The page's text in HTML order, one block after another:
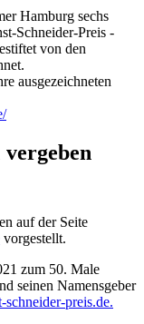
Hamburg sechs
Schneider-Preis -
von den
ausgezeichneten
auf der Seite
vorgestellt.
zum 50. Male
seinen Namensgeber
preis.de.